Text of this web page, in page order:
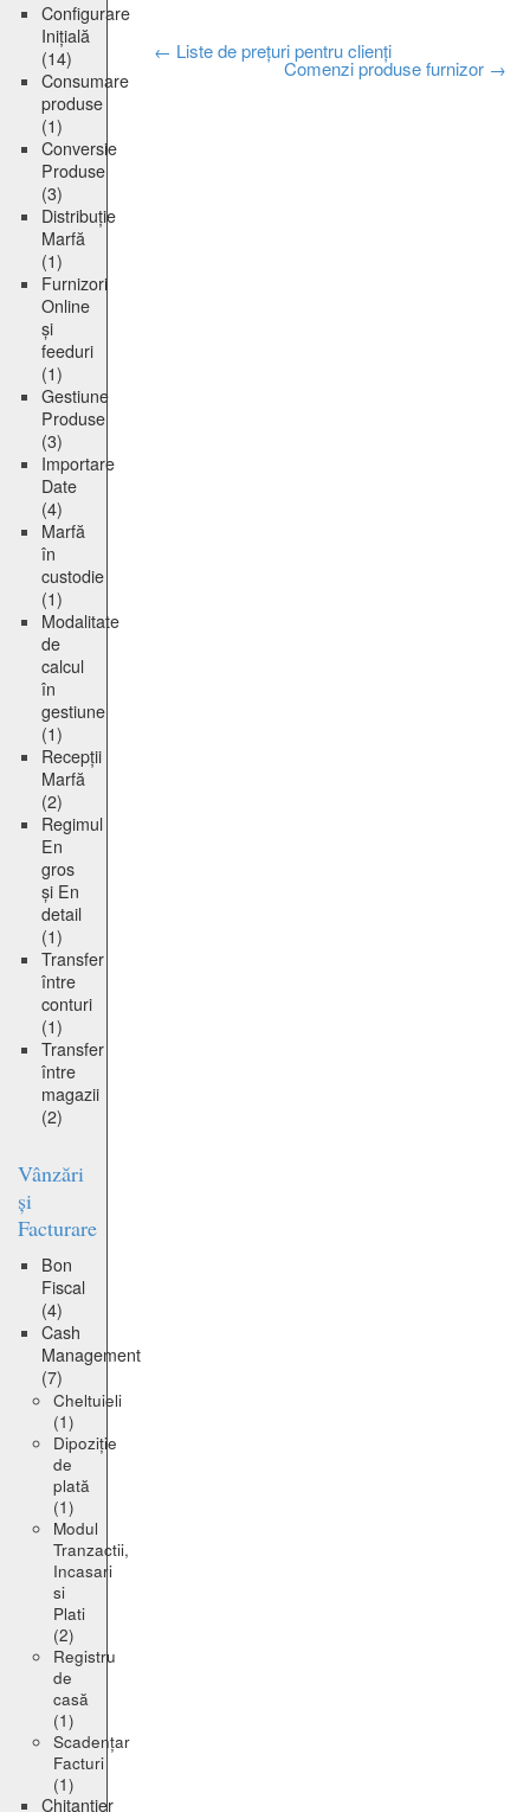
Configurare
Inițială
(14)
Consumare
produse
(1)
Conversie
Produse
(3)
Distribuție
Marfă
(1)
Furnizori
Online
și
feeduri
(1)
Gestiune
Produse
(3)
Importare
Date
(4)
Marfă
în
custodie
(1)
Modalitate
de
calcul
în
gestiune
(1)
Recepții
Marfă
(2)
Regimul
En
gros
și En
detail
(1)
Transfer
între
conturi
(1)
Transfer
între
magazii
(2)
Vânzări
și
Facturare
Bon
Fiscal
(4)
Cash
Management
(7)
Cheltuieli
(1)
Dipoziție
de
plată
(1)
Modul
Tranzactii,
Incasari
si
Plati
(2)
Registru
de
casă
(1)
Scadențar
Facturi
(1)
Chitanțier
Post
← Liste de prețuri pentru clienți
Comenzi produse furnizor →